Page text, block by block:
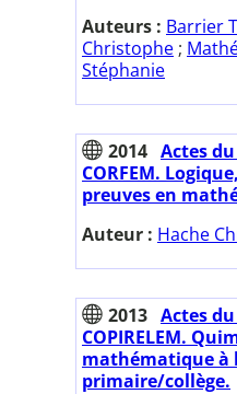
Auteurs : Barrier
Christophe ;
Stéphanie
2014 Actes
CORFEM.
preuves en
Auteur : Hache
2013 Actes
COPIRELEM.
mathématique
primaire/collège.